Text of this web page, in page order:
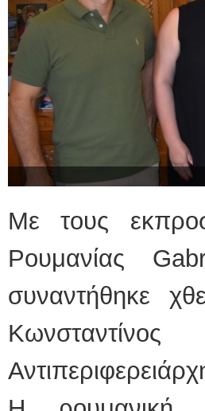
Με τους
Ρουμανίας
συναντήθηκε